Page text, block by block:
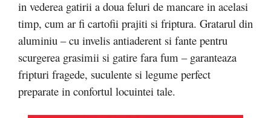
in vederea gatirii a doua feluri de mancare in acelasi
timp, cum ar fi cartofii prajiti si friptura. Gratarul din
aluminiu – cu invelis antiaderent si fante pentru
scurgerea grasimii si gatire fara fum – garanteaza
fripturi fragede, suculente si legume perfect
preparate in confortul locuintei tale.